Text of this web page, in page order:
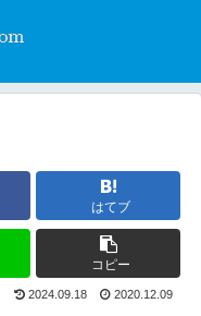
はてブ
コピー
2024.09.18 2020.12.09